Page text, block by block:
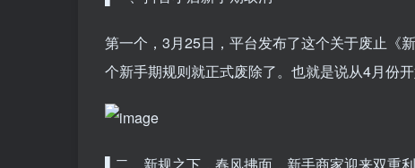
第一个，3月25日，平台发布了这个关于废止《
个新手期规则就正式废除了。也就是说从4月份